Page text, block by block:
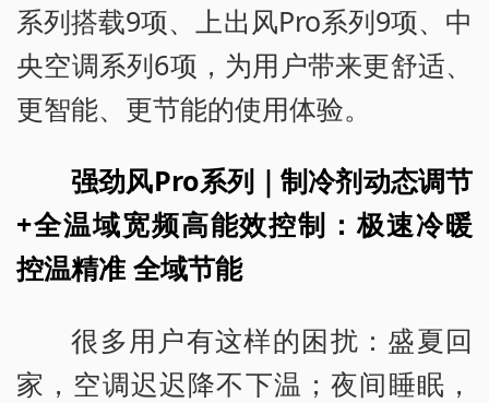
系列搭载9项、上出风Pro系列9项、中
央空调系列6项，为用户带来更舒适、
更智能、更节能的使用体验。
强劲风Pro系列｜制冷剂动态调节
+全温域宽频高能效控制：极速冷暖
控温精准 全域节能
很多用户有这样的困扰：盛夏回
家，空调迟迟降不下温；夜间睡眠，